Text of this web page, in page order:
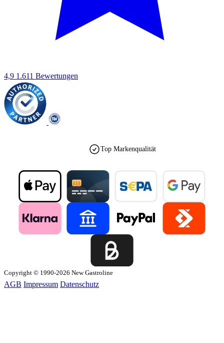
4,9 1.611 Bewertungen
Top Markenqualität
Copyright © 1990-2026 New Gastroline
AGB Impressum Datenschutz